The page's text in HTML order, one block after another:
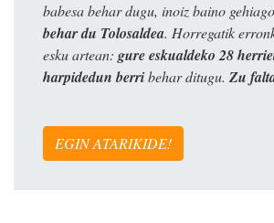
babesa behar dugu, inoiz baino
behar du Tolosaldea. Horregatik
esku artean: gure eskualdeko 28
harpidedun berribehar ditugu. Zu
EGIN ATARIKIDE!